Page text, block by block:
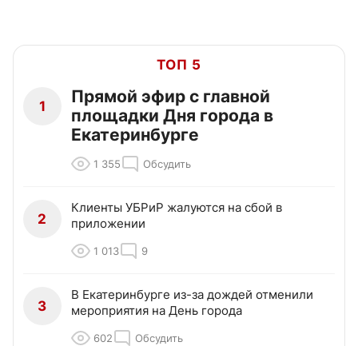
ТОП 5
1
Прямой эфир с главной
площадки Дня города в
Екатеринбурге
1 355 Обсудить
2
Клиенты УБРиР жалуются на сбой в
приложении
1 013 9
3
В Екатеринбурге из-за дождей отменили
мероприятия на День города
602 Обсудить